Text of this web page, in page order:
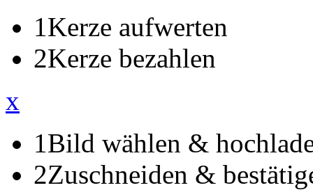
1Kerze aufwerten
2Kerze bezahlen
x
1Bild wählen &
2Zuschneiden &